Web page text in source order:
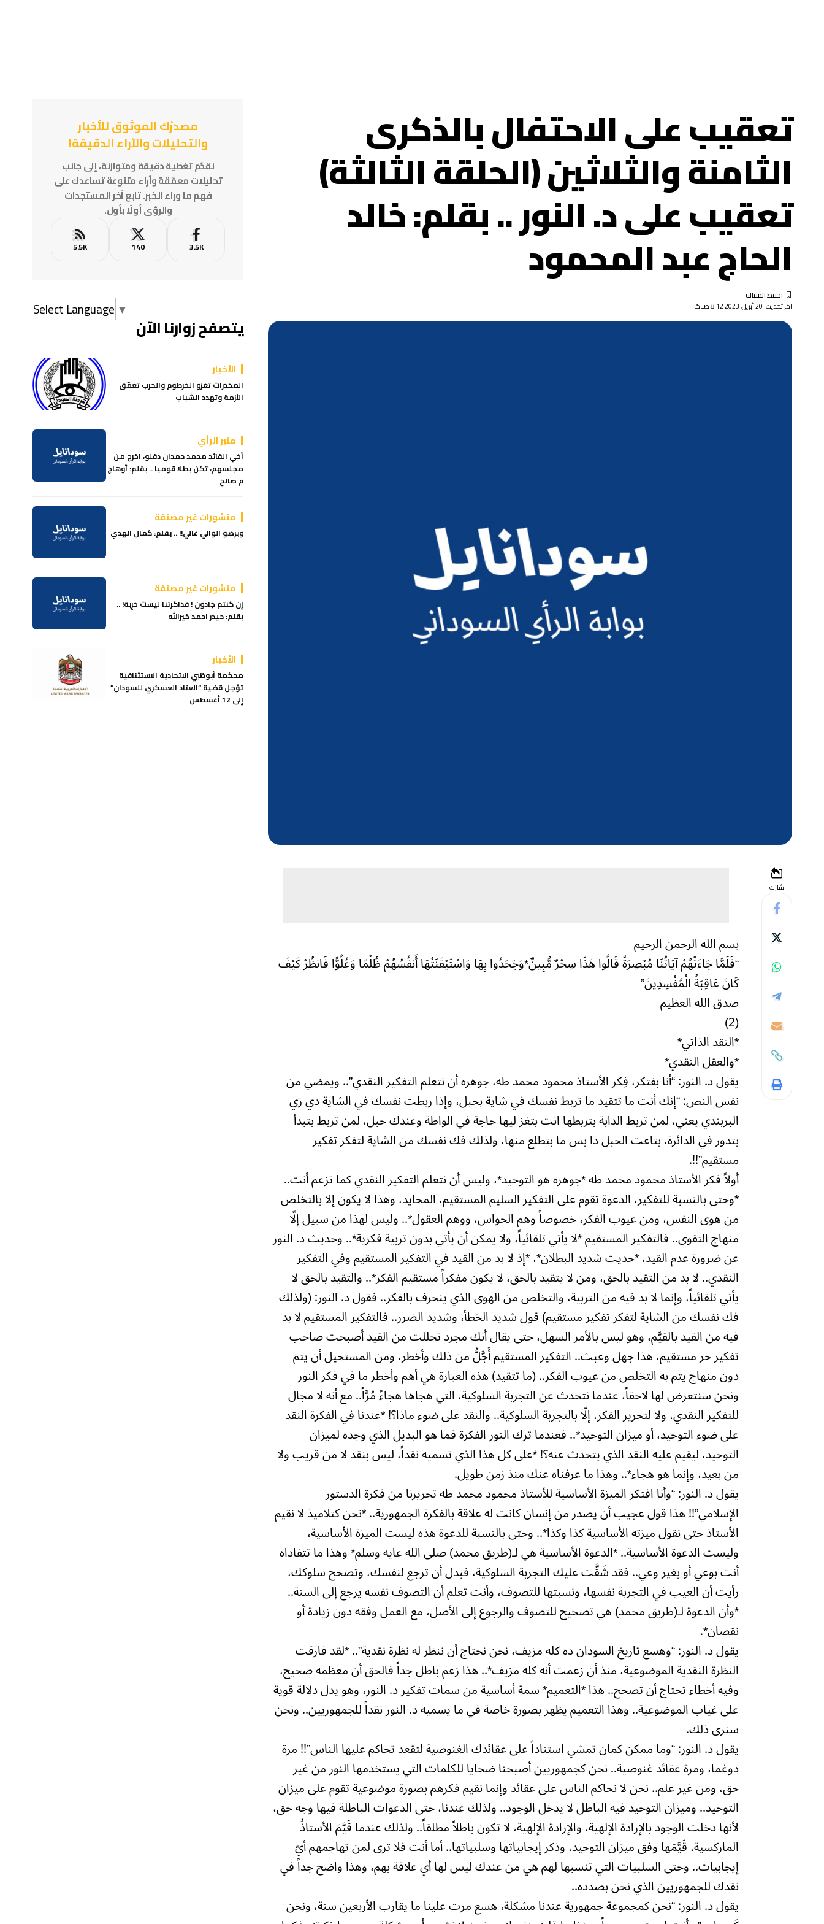
تعقيب على الاحتفال بالذكرى
الثامنة والثلاثين (الحلقة الثالثة)
تعقيب على د. النور .. بقلم: خالد
الحاج عبد المحمود
اخر تحديث: 20 أبريل, 2023 8:12 صباحًا
شارك
بسم الله الرحمن الرحيم
“فَلَمَّا جَاءَتْهُمْ آيَاتُنَا مُبْصِرَةً قَالُوا هَذَا سِحْرٌ مُّبِينٌ*وَجَحَدُوا بِهَا وَاسْتَيْقَنَتْهَا أَنفُسُهُمْ ظُلْمًا وَعُلُوًّا فَانظُرْ كَيْفَ
كَانَ عَاقِبَةُ الْمُفْسِدِينَ”
صدق الله العظيم
(2)
*النقد الذاتي*
*والعقل النقدي*
يقول د. النور: “أنا بفتكر، فِكر الأستاذ محمود محمد طه، جوهره أن نتعلم التفكير النقدي”.. ويمضي من
نفس النص: “إنك أنت ما تتقيد ما تربط نفسك في شاية بحبل، وإذا ربطت نفسك في الشاية دي زي
البربندي يعني، لمن تربط الدابة بتربطها انت بتغز ليها حاجة في الواطة وعندك حبل، لمن تربط بتبدأ
بتدور في الدائرة، بتاعت الحبل دا بس ما بتطلع منها، ولذلك فك نفسك من الشاية لتفكر تفكير
مستقيم”!!.
أولاً فكر الأستاذ محمود محمد طه *جوهره هو التوحيد*، وليس أن نتعلم التفكير النقدي كما تزعم أنت..
*وحتى بالنسبة للتفكير، الدعوة تقوم على التفكير السليم المستقيم، المحايد، وهذا لا يكون إلا بالتخلص
من هوى النفس، ومن عيوب الفكر، خصوصاً وهم الحواس، ووهم العقول*.. وليس لهذا من سبيل إلّا
منهاج التقوى.. فالتفكير المستقيم *لا يأتي تلقائياً، ولا يمكن أن يأتي بدون تربية فكرية*.. وحديث د. النور
عن ضرورة عدم القيد، *حديث شديد البطلان*، *إذ لا بد من القيد في التفكير المستقيم وفي التفكير
النقدي.. لا بد من التقيد بالحق، ومن لا يتقيد بالحق، لا يكون مفكراً مستقيم الفكر*.. والتقيد بالحق لا
يأتي تلقائياً، وإنما لا بد فيه من التربية، والتخلص من الهوى الذي ينحرف بالفكر.. فقول د. النور: (ولذلك
فك نفسك من الشاية لتفكر تفكير مستقيم) قول شديد الخطأ، وشديد الضرر.. فالتفكير المستقيم لا بد
فيه من القيد بالقيَّم، وهو ليس بالأمر السهل، حتى يقال أنك مجرد تحللت من القيد أصبحت صاحب
تفكير حر مستقيم، هذا جهل وعبث.. التفكير المستقيم أَجَّلُّ من ذلك وأخطر، ومن المستحيل أن يتم
دون منهاج يتم به التخلص من عيوب الفكر.. (ما تتقيد) هذه العبارة هي أهم وأخطر ما في فكر النور
ونحن سنتعرض لها لاحقاً، عندما نتحدث عن التجربة السلوكية، التي هجاها هجاءً مُرَّاً.. مع أنه لا مجال
للتفكير النقدي، ولا لتحرير الفكر، إلّا بالتجربة السلوكية.. والنقد على ضوء ماذا؟! *عندنا في الفكرة النقد
على ضوء التوحيد، أو ميزان التوحيد*.. فعندما ترك النور الفكرة فما هو البديل الذي وجده لميزان
التوحيد، ليقيم عليه النقد الذي يتحدث عنه؟! *على كل هذا الذي تسميه نقداً، ليس بنقد لا من قريب ولا
من بعيد، وإنما هو هجاء*.. وهذا ما عرفناه عنك منذ زمن طويل.
يقول د. النور: “وأنا افتكر الميزة الأساسية للأستاذ محمود محمد طه تحريرنا من فكرة الدستور
الإسلامي”!! هذا قول عجيب أن يصدر من إنسان كانت له علاقة بالفكرة الجمهورية.. *نحن كتلاميذ لا نقيم
الأستاذ حتى نقول ميزته الأساسية كذا وكذا*.. وحتى بالنسبة للدعوة هذه ليست الميزة الأساسية،
وليست الدعوة الأساسية.. *الدعوة الأساسية هي لـ(طريق محمد) صلى الله عايه وسلم* وهذا ما تتفاداه
أنت بوعي أو بغير وعي.. فقد شَقَّت عليك التجربة السلوكية، فبدل أن ترجع لنفسك، وتصحح سلوكك،
رأيت أن العيب في التجربة نفسها، ونسبتها للتصوف، وأنت تعلم أن التصوف نفسه يرجع إلى السنة..
*وأن الدعوة لـ(طريق محمد) هي تصحيح للتصوف والرجوع إلى الأصل، مع العمل وفقه دون زيادة أو
نقصان*.
يقول د. النور: “وهسع تاريخ السودان ده كله مزيف، نحن نحتاج أن ننظر له نظرة نقدية”.. *لقد فارقت
النظرة النقدية الموضوعية، منذ أن زعمت أنه كله مزيف*.. هذا زعم باطل جداً فالحق أن معظمه صحيح،
وفيه أخطاء تحتاج أن تصحح.. هذا *التعميم* سمة أساسية من سمات تفكير د. النور، وهو يدل دلالة قوية
على غياب الموضوعية.. وهذا التعميم يظهر بصورة خاصة في ما يسميه د. النور نقداً للجمهوريين.. ونحن
سنرى ذلك.
يقول د. النور: “وما ممكن كمان تمشي استناداً على عقائدك الغنوصية لتقعد تحاكم عليها الناس”!! مرة
دوغما، ومرة عقائد غنوصية.. نحن كجمهوريين أصبحنا ضحايا للكلمات التي يستخدمها النور من غير
حق، ومن غير علم.. نحن لا نحاكم الناس على عقائد وإنما نقيم فكرهم بصورة موضوعية تقوم على ميزان
التوحيد.. وميزان التوحيد فيه الباطل لا يدخل الوجود.. ولذلك عندنا، حتى الدعوات الباطلة فيها وجه حق،
لأنها دخلت الوجود بالإرادة الإلهية، والإرادة الإلهية، لا تكون باطلاً مطلقاً.. ولذلك عندما قَيَّمَ الأستاذُ
الماركسية، قَيَّمَها وفق ميزان التوحيد، وذكر إيجابياتها وسلبياتها.. أما أنت فلا ترى لمن تهاجمهم أيّ
إيجابيات.. وحتى السلبيات التي تنسبها لهم هي من عندك ليس لها أي علاقة بهم، وهذا واضح جداً في
نقدك للجمهوريين الذي نحن بصدده..
يقول د. النور: “نحن كمجموعة جمهورية عندنا مشكلة، هسع مرت علينا ما يقارب الأربعين سنة، ونحن
مصدرُك الموثوق للأخبار
والتحليلات والآراء الدقيقة!
نقدّم تغطية دقيقة ومتوازنة، إلى جانب
تحليلات معمّقة وآراء متنوعة تساعدك على
فهم ما وراء الخبر. تابع آخر المستجدات
والرؤى أولًا بأول.
3.5K
140
5.5K
Select Language ▼
يتصفح زوارنا الآن
الأخبار
المخدرات تغزو الخرطوم والحرب تعمّق
الأزمة وتهدد الشباب
منبر الرأي
أخي القائد محمد حمدان دقلو، اخرج من
مجلسهم، تكن بطلا قوميا .. بقلم: أوهاج
م صالح
منشورات غير مصنفة
وبرضو الوالي غالي!! .. بقلم: كمال الهدي
منشورات غير مصنفة
إن كنتم جادون ! فذاكرتنا ليست خرِبة! ..
بقلم: حيدر احمد خيرالله
الأخبار
محكمة أبوظبي الاتحادية الاستئنافية
تؤجل قضية “العتاد العسكري للسودان”
إلى 12 أغسطس